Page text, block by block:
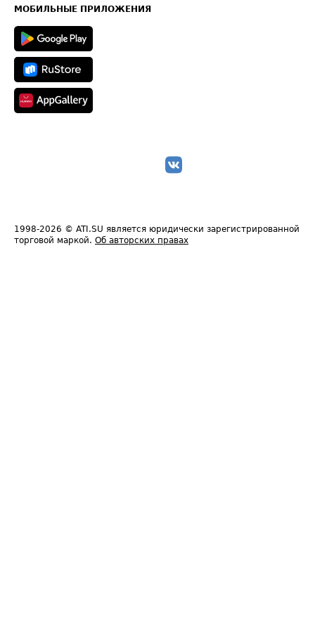
Техническая информация
МОБИЛЬНЫЕ ПРИЛОЖЕНИЯ
1998-2026 © ATI.SU является юридически зарегистрированной
торговой маркой. Об авторских правах